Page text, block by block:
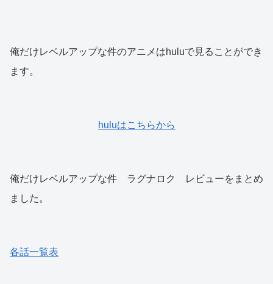
俺だけレベルアップな件のアニメはhuluで見ることができ
ます。
huluはこちらから
俺だけレベルアップな件 ラグナロク レビューをまとめ
ました。
各話一覧表